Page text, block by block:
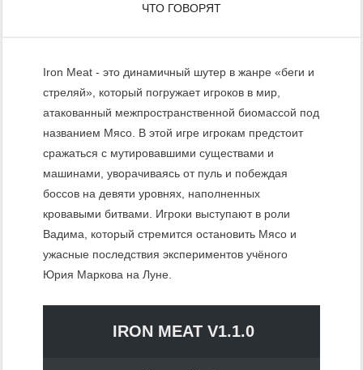
ЧТО ГОВОРЯТ
Iron Meat - это динамичный шутер в жанре «беги и
стреляй», который погружает игроков в мир,
атакованный межпространственной биомассой под
названием Мясо. В этой игре игрокам предстоит
сражаться с мутировавшими существами и
машинами, уворачиваясь от пуль и побеждая
боссов на девяти уровнях, наполненных
кровавыми битвами. Игроки выступают в роли
Вадима, который стремится остановить Мясо и
ужасные последствия экспериментов учёного
Юрия Маркова на Луне.
IRON MEAT V1.1.0